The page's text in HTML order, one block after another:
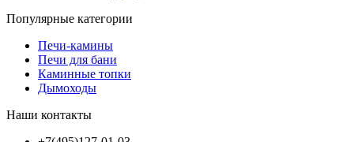
Популярные категории
Печи-камины
Печи для бани
Каминные топки
Дымоходы
Наши контакты